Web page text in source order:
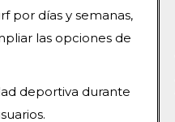
por días y semanas,
las opciones de
deportiva durante